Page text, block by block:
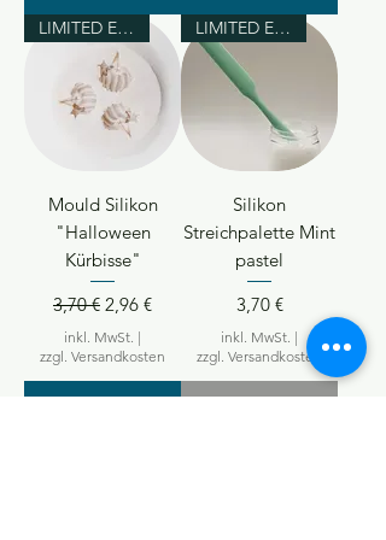
LIMITED EDITION
Mould Silikon
"Halloween
Kürbisse"
Standardpreis
3,70 € Sale-Preis
2,96 €
inkl. MwSt. |
zzgl. Versandkosten
In den
LIMITED EDITION
Silikon
Streichpalette Mint
pastel
Preis
3,70 €
inkl. MwSt. |
zzgl. Versandkosten
Nicht